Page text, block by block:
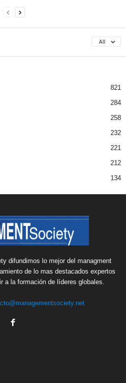
All
821
284
258
232
221
212
134
difundimos lo mejor del managment
de lo mas destacados expertos
a la formación de líderes globales.